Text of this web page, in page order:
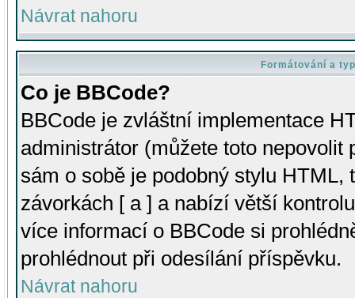
Návrat nahoru
Formátování a
Co je BBCode?
BBCode je zvláštní implementace
administrátor (můžete toto
sám o sobě je podobný stylu HTML,
závorkách [ a ] a nabízí větší
více informací o BBCode si
prohlédnout při odesílání příspěvku.
Návrat nahoru